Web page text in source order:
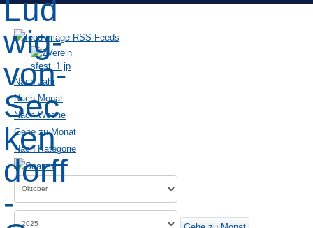
RSS Feeds
Nach Jahr
Nach Monat
Nach Woche
Gehe zu Monat
Nach Kategorie